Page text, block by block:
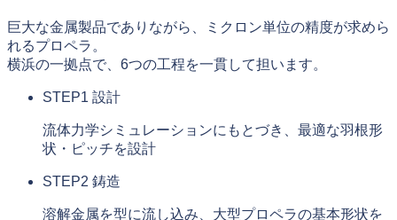
巨大な金属製品でありながら、ミクロン単位の精度が求めら
れるプロペラ。
横浜の一拠点で、6つの工程を一貫して担います。
STEP1 設計
流体力学シミュレーションにもとづき、最適な羽根形
状・ピッチを設計
STEP2 鋳造
溶解金属を型に流し込み、大型プロペラの基本形状を